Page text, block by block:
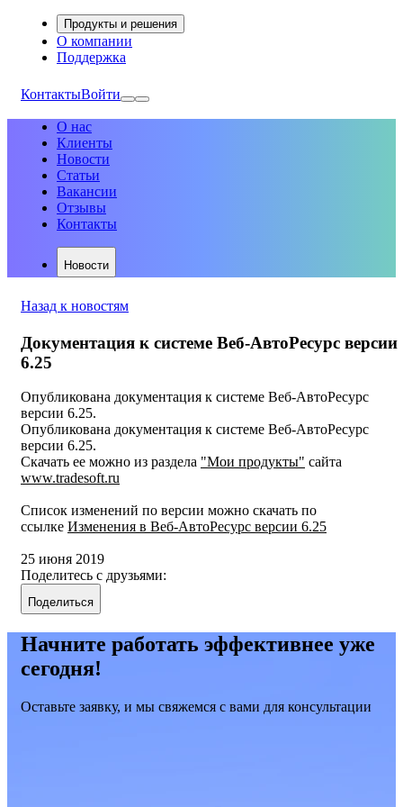
Продукты и решения
О компании
Поддержка
КонтактыВойти
О нас
Клиенты
Новости
Статьи
Вакансии
Отзывы
Контакты
Новости
Назад к новостям
Документация к системе Веб-АвтоРесурс версии
6.25
Опубликована документация к системе Веб-АвтоРесурс
версии 6.25.
Опубликована документация к системе Веб-АвтоРесурс
версии 6.25.
Скачать ее можно из раздела "Мои продукты" сайта
www.tradesoft.ru
Список изменений по версии можно скачать по
ссылке Изменения в Веб-АвтоРесурс версии 6.25
25 июня 2019
Поделитесь с друзьями:
Поделиться
Начните работать эффективнее уже
сегодня!
Оставьте заявку, и мы свяжемся с вами для консультации